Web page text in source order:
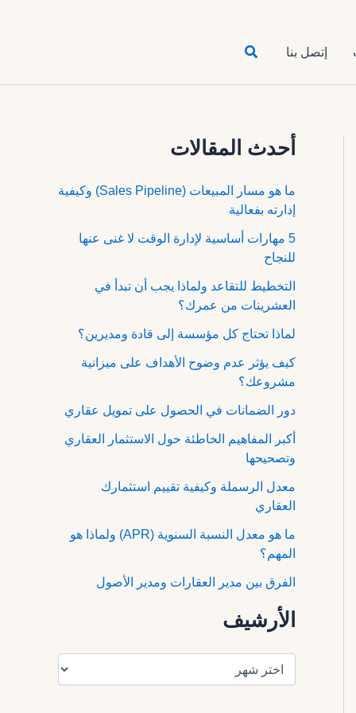
إتصل بنا البحث
أحدث المقالات
ما هو مسار المبيعات (Sales Pipeline) وكيفية
إدارته بفعالية
5 مهارات أساسية لإدارة الوقت لا غنى عنها
للنجاح
التخطيط للتقاعد ولماذا يجب أن تبدأ في
العشرينات من عمرك؟
لماذا تحتاج كل مؤسسة إلى قادة ومديرين؟
كيف يؤثر عدم وضوح الأهداف على ميزانية
مشروعك؟
دور الضمانات في الحصول على تمويل عقاري
أكبر المفاهيم الخاطئة حول الاستثمار العقاري
وتصحيحها
معدل الرسملة وكيفية تقييم استثمارك
العقاري
ما هو معدل النسبة السنوية (APR) ولماذا هو
المهم؟
الفرق بين مدير العقارات ومدير الأصول
الأرشيف